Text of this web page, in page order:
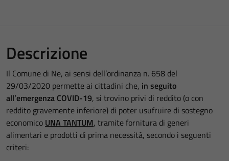
Descrizione
Il Comune di Ne, ai sensi dell’ordinanza n. 658 del
29/03/2020 permette ai cittadini che, in seguito
all’emergenza COVID-19, si trovino privi di reddito (o con
reddito gravemente inferiore) di poter usufruire di sostegno
economico UNA TANTUM, tramite fornitura di generi
alimentari e prodotti di prima necessità, secondo i seguenti
criteri: